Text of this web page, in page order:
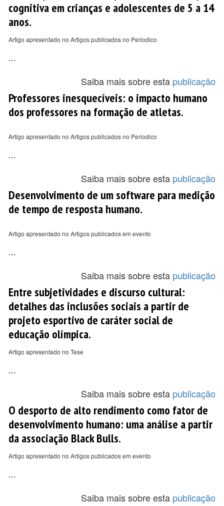
cognitiva em crianças e adolescentes de 5 a 14
anos.
Artigo apresentado no Artigos publicados no Periodico
...
Saiba mais sobre esta publicação
Professores inesquecíveis: o impacto humano
dos professores na formação de atletas.
Artigo apresentado no Artigos publicados no Periodico
...
Saiba mais sobre esta publicação
Desenvolvimento de um software para medição
de tempo de resposta humano.
Artigo apresentado no Artigos publicados em evento
...
Saiba mais sobre esta publicação
Entre subjetividades e discurso cultural:
detalhes das inclusões sociais a partir de
projeto esportivo de caráter social de
educação olímpica.
Artigo apresentado no Tese
...
Saiba mais sobre esta publicação
O desporto de alto rendimento como fator de
desenvolvimento humano: uma análise a partir
da associação Black Bulls.
Artigo apresentado no Artigos publicados em evento
...
Saiba mais sobre esta publicação